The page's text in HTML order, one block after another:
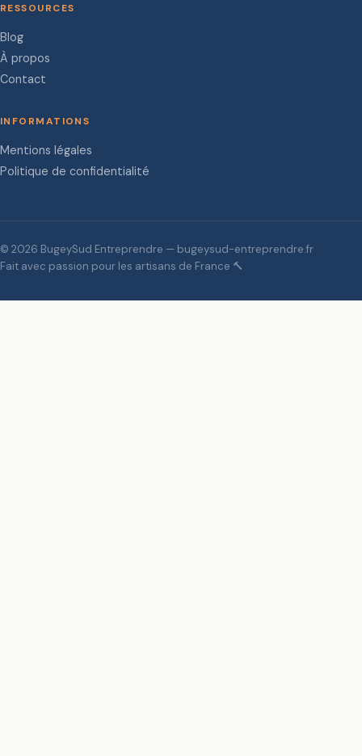
RESSOURCES
Blog
À propos
Contact
INFORMATIONS
Mentions légales
Politique de confidentialité
© 2026 BugeySud Entreprendre — bugeysud-entreprendre.fr
Fait avec passion pour les artisans de France 🔨